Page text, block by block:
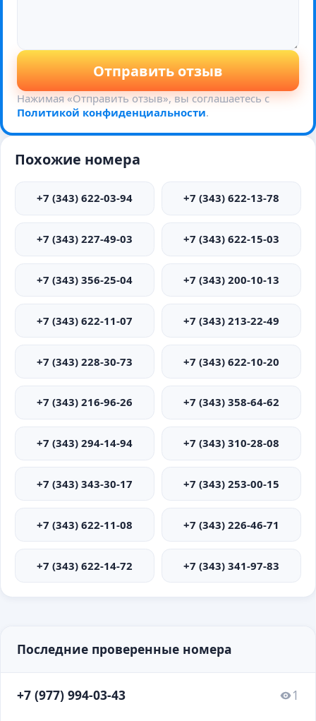
Отправить отзыв
Нажимая «Отправить отзыв», вы соглашаетесь с
Политикой конфиденциальности.
Похожие номера
+7 (343) 622-03-94 +7 (343) 622-13-78
+7 (343) 227-49-03 +7 (343) 622-15-03
+7 (343) 356-25-04 +7 (343) 200-10-13
+7 (343) 622-11-07 +7 (343) 213-22-49
+7 (343) 228-30-73 +7 (343) 622-10-20
+7 (343) 216-96-26 +7 (343) 358-64-62
+7 (343) 294-14-94 +7 (343) 310-28-08
+7 (343) 343-30-17 +7 (343) 253-00-15
+7 (343) 622-11-08 +7 (343) 226-46-71
+7 (343) 622-14-72 +7 (343) 341-97-83
Последние проверенные номера
+7 (977) 994-03-43 1